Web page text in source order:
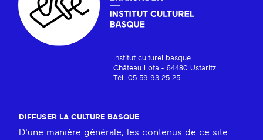
Institut culturel basque
Château Lota - 64480 Ustaritz
Tél. 05 59 93 25 25
DIFFUSER LA CULTURE BASQUE
D'une manière générale, les contenus de ce site